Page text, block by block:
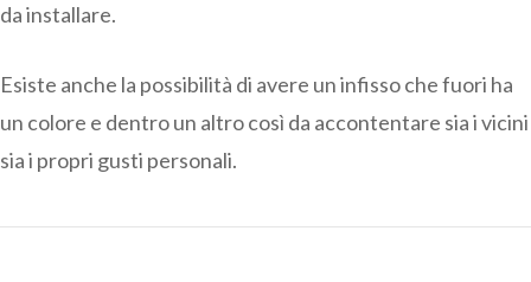
da installare.
Esiste anche la possibilità di avere un infisso che fuori ha
un colore e dentro un altro così da accontentare sia i vicini
sia i propri gusti personali.